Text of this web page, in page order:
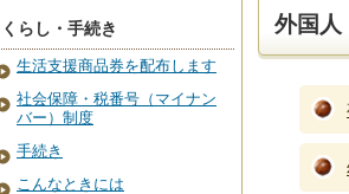
外国人
くらし・手続き
生活支援商品券を配布します
社会保障・税番号（マイナン
バー）制度
手続き
こんなときには